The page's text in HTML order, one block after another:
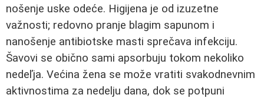
nošenje uske odeće. Higijena je od izuzetne
važnosti; redovno pranje blagim sapunom i
nanošenje antibiotske masti sprečava infekciju.
Šavovi se obično sami apsorbuju tokom nekoliko
nedeľja. Većina žena se može vratiti svakodnevnim
aktivnostima za nedelju dana, dok se potpuni